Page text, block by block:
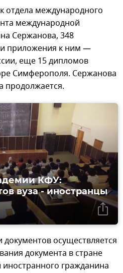
отдела международного
международной
Сержанова, 348
приложения к ним —
еще 15 дипломов
Симферополя. Сержанова
продолжается.
КФУ:
вуза - иностранцы
осуществляется
документа в стране
гражданина